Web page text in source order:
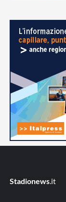
Stadionews .it